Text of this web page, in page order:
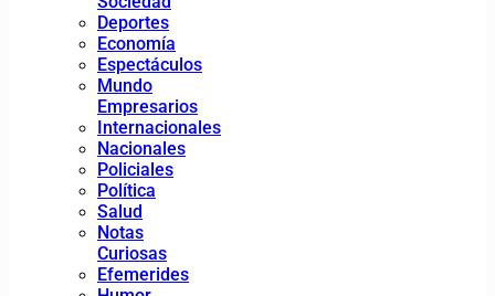
Deportes
Economía
Espectáculos
Mundo
Empresarios
Internacionales
Nacionales
Policiales
Política
Salud
Notas
Curiosas
Efemerides